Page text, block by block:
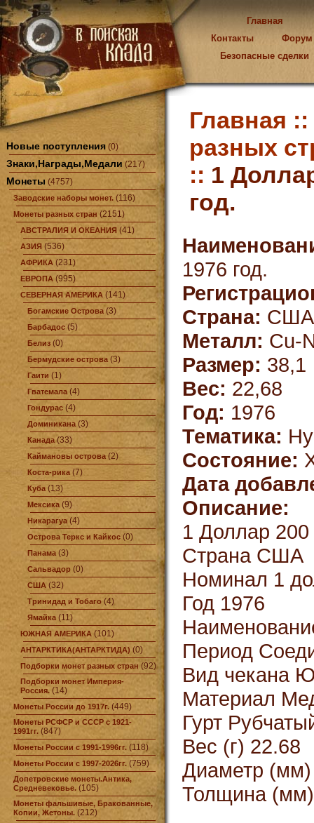
Главная
Контакты
Форум
Безопасные сделки
Новые поступления (0)
Знаки,Награды,Медали (217)
Монеты (4757)
Заводские наборы монет. (116)
Монеты разных стран (2151)
АВСТРАЛИЯ И ОКЕАНИЯ (41)
АЗИЯ (536)
АФРИКА (231)
ЕВРОПА (995)
СЕВЕРНАЯ АМЕРИКА (141)
Богамские Острова(3)
Барбадос (5)
Белиз (0)
Бермудские острова (3)
Гаити (1)
Гватемала(4)
Гондурас (4)
Доминикана(3)
Канада(33)
Каймановы острова (2)
Коста-рика (7)
Куба (13)
Мексика (9)
Никарагуа (4)
Острова Теркс и Кайкос (0)
Панама(3)
Сальвадор (0)
США (32)
Тринидад и Тобаго (4)
Ямайка (11)
ЮЖНАЯ АМЕРИКА (101)
АНТАРКТИКА(АНТАРКТИДА)(0)
Подборки монет разных стран (92)
Подборки монет Империя-
Россия. (14)
Монеты России до 1917г. (449)
Монеты РСФСР и СССР с 1921-
1991гг. (847)
Монеты России с 1991-1996гг. (118)
Монеты России с 1997-2026гг. (759)
Допетровские монеты.Антика,
Средневековье. (105)
Монеты фальшивые, Бракованные,
Копии, Жетоны. (212)
Главная ::
разных
:: 1
год.
1976 год.
Страна: CША
Металл: Cu-
Размер: 38,1
Вес: 22,68
Год: 1976
Тематика:
Состояние:
Дата
Описание:
1 Доллар
Страна США
Номинал 1
Год 1976
Период
Вид чекана
Материал
Гурт
Вес (г) 22.68
Диаметр (мм)
Толщина